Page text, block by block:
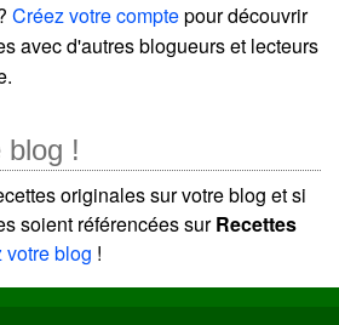
Créez votre comptepour découvrir
avec d'autres blogueurs et lecteurs
blog !
originales sur votre blog et si
soient référencées surRecettes
votre blog !